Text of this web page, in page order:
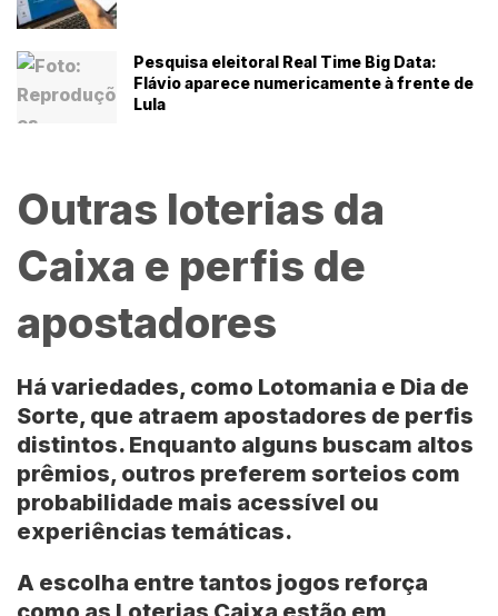
Pesquisa eleitoral Real Time Big Data:
Flávio aparece numericamente à frente de
Lula
Outras loterias da
Caixa e perfis de
apostadores
Há variedades, como Lotomania e Dia de
Sorte, que atraem apostadores de perfis
distintos. Enquanto alguns buscam altos
prêmios, outros preferem sorteios com
probabilidade mais acessível ou
experiências temáticas.
A escolha entre tantos jogos reforça